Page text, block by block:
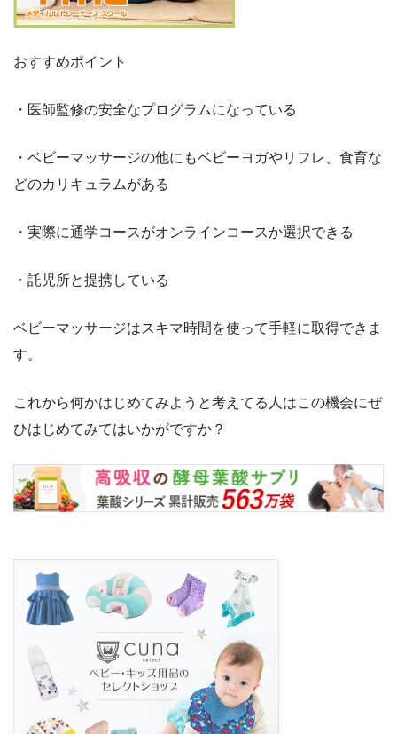
おすすめポイント
・医師監修の安全なプログラムになっている
・ベビーマッサージの他にもベビーヨガやリフレ、食育な
どのカリキュラムがある
・実際に通学コースがオンラインコースか選択できる
・託児所と提携している
ベビーマッサージはスキマ時間を使って手軽に取得できま
す。
これから何かはじめてみようと考えてる人はこの機会にぜ
ひはじめてみてはいかがですか？